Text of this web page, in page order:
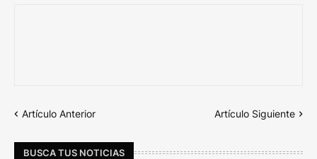
Artículo Anterior Artículo Siguiente
BUSCA TUS NOTICIAS